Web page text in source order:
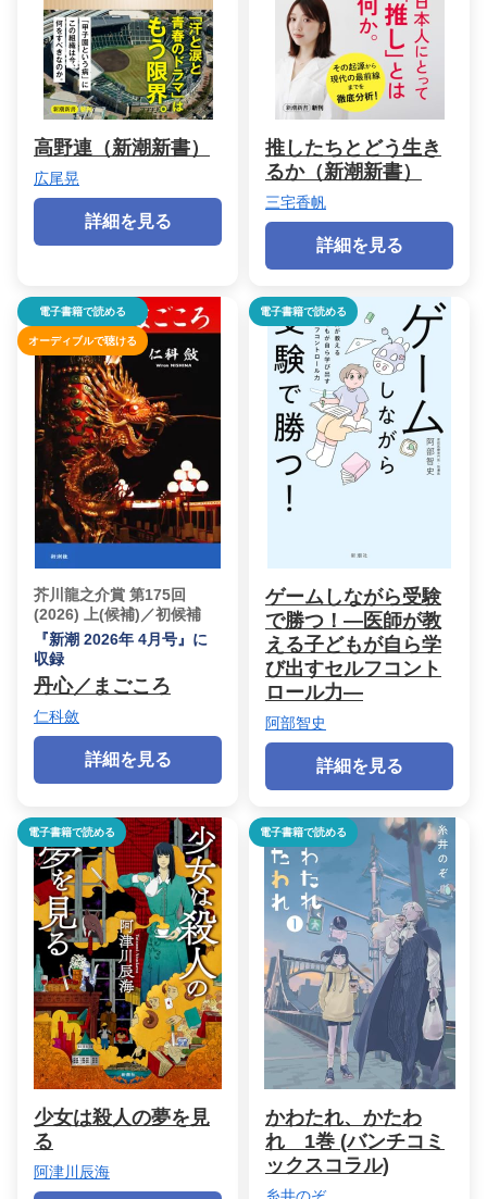
高野連（新潮新書）
広尾晃
詳細を見る
推したちとどう生き
るか（新潮新書）
三宅香帆
詳細を見る
電子書籍で読める
オーディブルで聴ける
芥川龍之介賞 第175回
(2026) 上(候補)／初候補
『新潮 2026年 4月号』に
収録
丹心／まごころ
仁科斂
詳細を見る
電子書籍で読める
ゲームしながら受験
で勝つ！―医師が教
える子どもが自ら学
び出すセルフコント
ロール力―
阿部智史
詳細を見る
電子書籍で読める
少女は殺人の夢を見
る
阿津川辰海
電子書籍で読める
かわたれ、かたわ
れ 1巻 (バンチコミ
ックスコラル)
糸井のぞ